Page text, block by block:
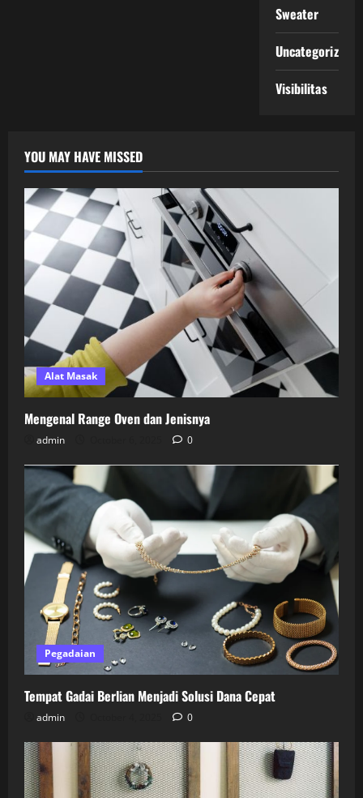
Sweater
Uncategorized
Visibilitas
YOU MAY HAVE MISSED
Alat Masak
Mengenal Range Oven dan Jenisnya
admin 0
Pegadaian
Tempat Gadai Berlian Menjadi Solusi Dana Cepat
admin 0